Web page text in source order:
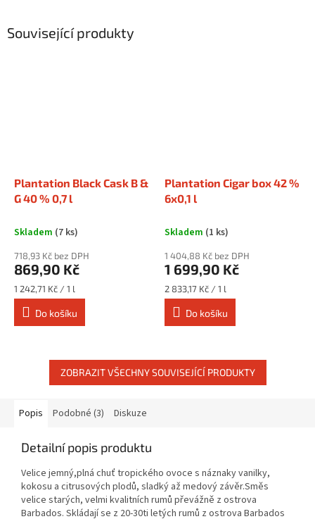
Související produkty
Plantation Black Cask B &
G 40 % 0,7 l
Skladem (7 ks)
718,93 Kč bez DPH
869,90 Kč
Měrná
cena:
1 242,71 Kč / 1 l
Do košíku
Plantation Cigar box 42 %
6x0,1 l
Skladem (1 ks)
1 404,88 Kč bez DPH
1 699,90 Kč
Měrná
cena:
2 833,17 Kč / 1 l
Do košíku
ZOBRAZIT VŠECHNY SOUVISEJÍCÍ PRODUKTY
Popis Podobné (3) Diskuze
Detailní popis produktu
Velice jemný,plná chuť tropického ovoce s náznaky vanilky,
kokosu a citrusových plodů, sladký až medový závěr.Směs
velice starých, velmi kvalitních rumů převážně z ostrova
Barbados. Skládají se z 20-30ti letých rumů z ostrova Barbados